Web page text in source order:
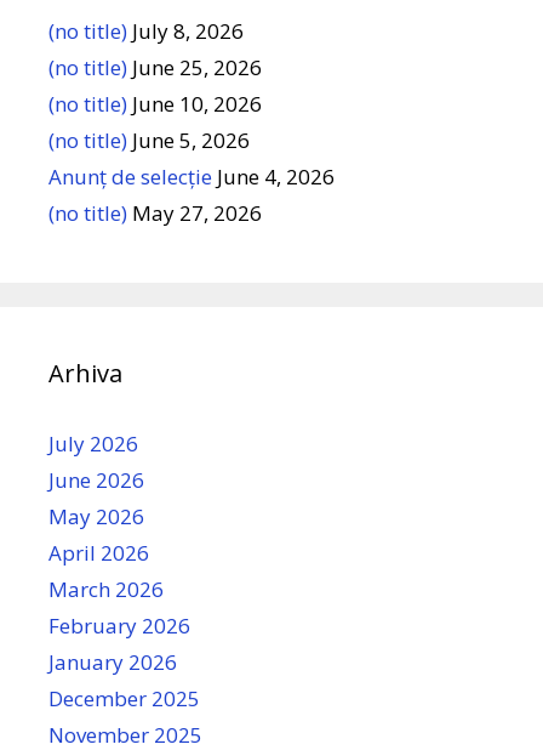
(no title) July 8, 2026
(no title) June 25, 2026
(no title) June 10, 2026
(no title) June 5, 2026
Anunț de selecție June 4, 2026
(no title) May 27, 2026
Arhiva
July 2026
June 2026
May 2026
April 2026
March 2026
February 2026
January 2026
December 2025
November 2025